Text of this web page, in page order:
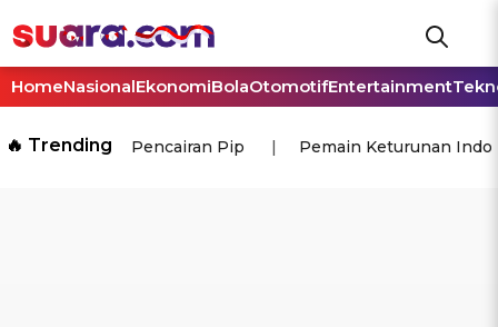
HomeNasionalEkonomiBolaOtomotifEntertainment
🔥 Trending Pencairan Pip Pemain Keturunan